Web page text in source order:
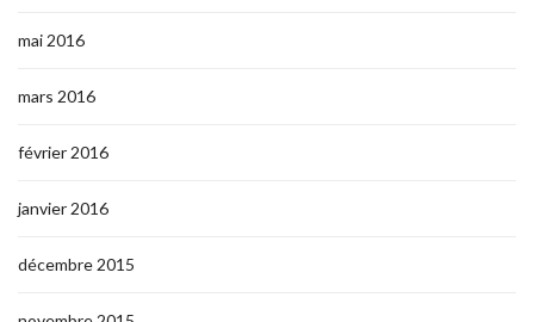
mai 2016
mars 2016
février 2016
janvier 2016
décembre 2015